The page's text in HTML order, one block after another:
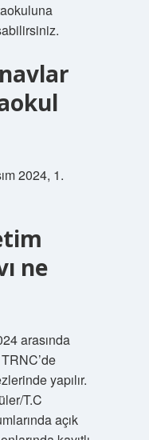
2024, 1.
ne
arasında
yapılır.
T.C
açık